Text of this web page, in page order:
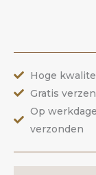
Hoge
Gratis
Op
verzonden